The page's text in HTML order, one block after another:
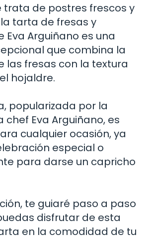
trata de postres frescos y
tarta de fresas y
Eva Arguiñano es una
que combina la
las fresas con la textura
hojaldre.
popularizada por la
chef Eva Arguiñano, es
cualquier ocasión, ya
especial o
para darse un capricho
te guiaré paso a paso
disfrutar de esta
en la comodidad de tu